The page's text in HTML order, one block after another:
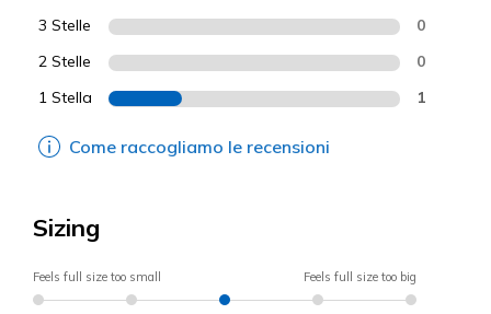
3 Stelle 0
2 Stelle 0
1 Stella 1
Come raccogliamo le recensioni
Sizing
Feels full size too small Feels full size too big